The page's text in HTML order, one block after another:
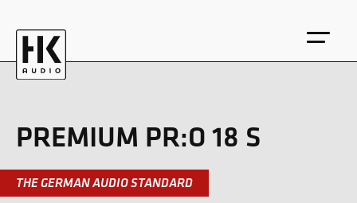
PREMIUM PR:O 18 S
THE GERMAN AUDIO STANDARD